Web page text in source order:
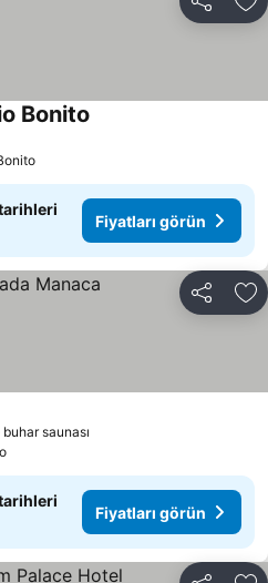
Paylaş
Bonito
Fiyatları görün
Paylaş
saunası
Fiyatları görün